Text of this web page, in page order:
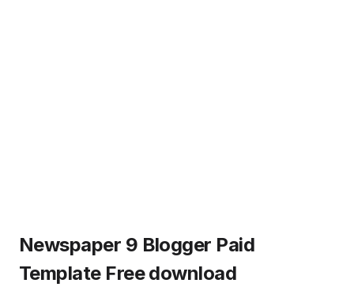
Newspaper 9 Blogger Paid
Template Free download